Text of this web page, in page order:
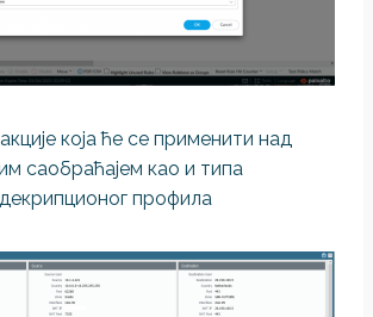
која ће се применити над
саобраћајем као и типа
профила